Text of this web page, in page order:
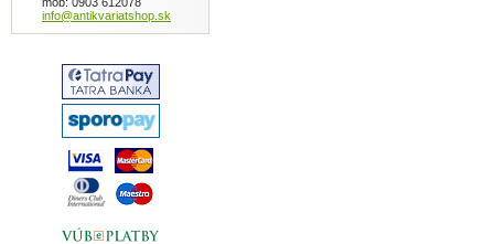
info@antikvariatshop.sk